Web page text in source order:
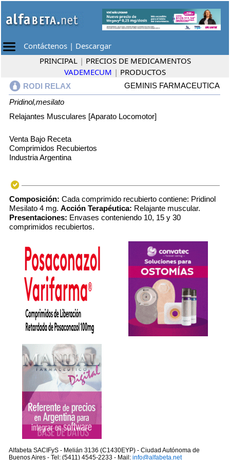
Contáctenos | Descargar
PRINCIPAL | PRECIOS DE MEDICAMENTOS
VADEMECUM | PRODUCTOS
RODI RELAX
GEMINIS FARMACEUTICA
Pridinol,mesilato
Relajantes Musculares [Aparato Locomotor]
Venta Bajo Receta
Comprimidos Recubiertos
Industria Argentina
Composición: Cada comprimido recubierto contiene: Pridinol
Mesilato 4 mg. Acción Terapéutica: Relajante muscular.
Presentaciones: Envases conteniendo 10, 15 y 30
comprimidos recubiertos.
Alfabeta SACIFyS - Melián 3136 (C1430EYP) - Ciudad Autónoma de
Buenos Aires - Tel: (5411) 4545-2233 - Mail: info@alfabeta.net